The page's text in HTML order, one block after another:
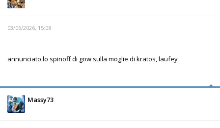
03/06/2026, 15:08
annunciato lo spinoff di gow sulla moglie di kratos, laufey
Massy73